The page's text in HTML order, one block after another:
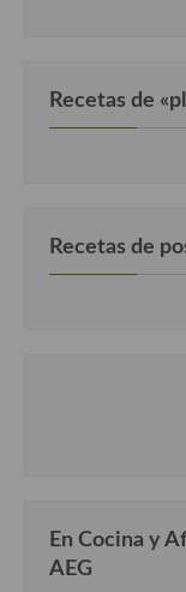
Cocina portuguesa
Cocina Suiza
Recetas de
Recetas de
En Cocina y
AEG